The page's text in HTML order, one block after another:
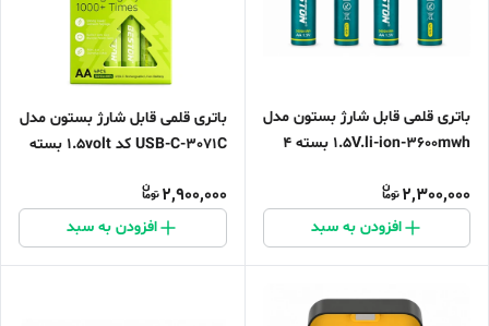
باتری قلمی قابل شارژ بستون مدل
1.5V.li-ion-3600mwh بسته ۴
2,300,000
افزودن به سبد
باتری قلمی قابل شارژ بستون مدل
USB-C-3071C کد 1.5volt بسته
2,900,000
افزودن به سبد